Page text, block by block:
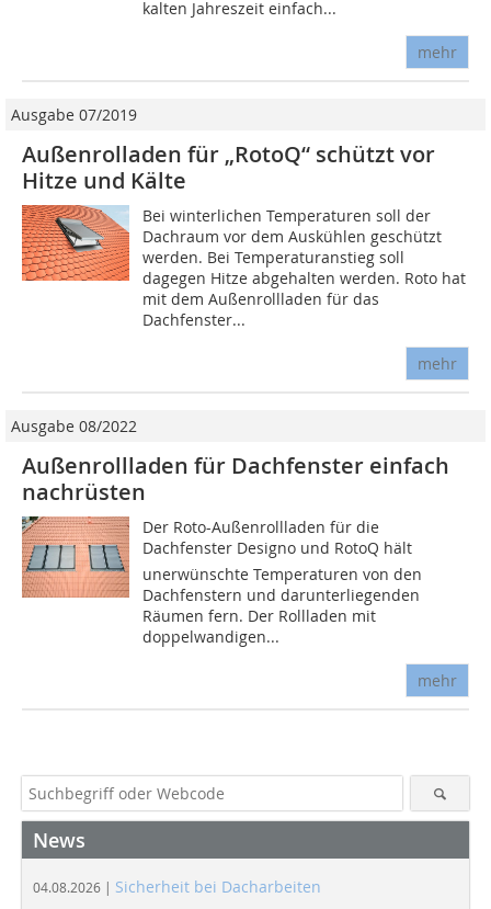
kalten Jahreszeit einfach...
mehr
Ausgabe 07/2019
Außenrolladen für „RotoQ“ schützt vor
Hitze und Kälte
Bei winterlichen Temperaturen soll der
Dachraum vor dem Auskühlen geschützt
werden. Bei Temperaturanstieg soll
dagegen Hitze abgehalten werden. Roto hat
mit dem Außenrollladen für das
Dachfenster...
mehr
Ausgabe 08/2022
Außenrollladen für Dachfenster einfach
nachrüsten
Der Roto-Außenrollladen für die
Dachfenster Designo und RotoQ hält
unerwünschte Temperaturen von den
Dachfenstern und darunterliegenden
Räumen fern. Der Rollladen mit
doppelwandigen...
mehr
News
04.08.2026 | Sicherheit bei Dacharbeiten